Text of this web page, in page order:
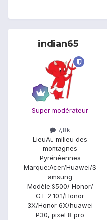
indian65
Super modérateur
7,8k
LieuAu milieu des
montagnes
Pyrénéennes
Marque:Acer/Huawei/S
amsung
Modèle:S500/ Honor/
GT 2 10.1/Honor
3X/Honor 6X/huawei
P30, pixel 8 pro